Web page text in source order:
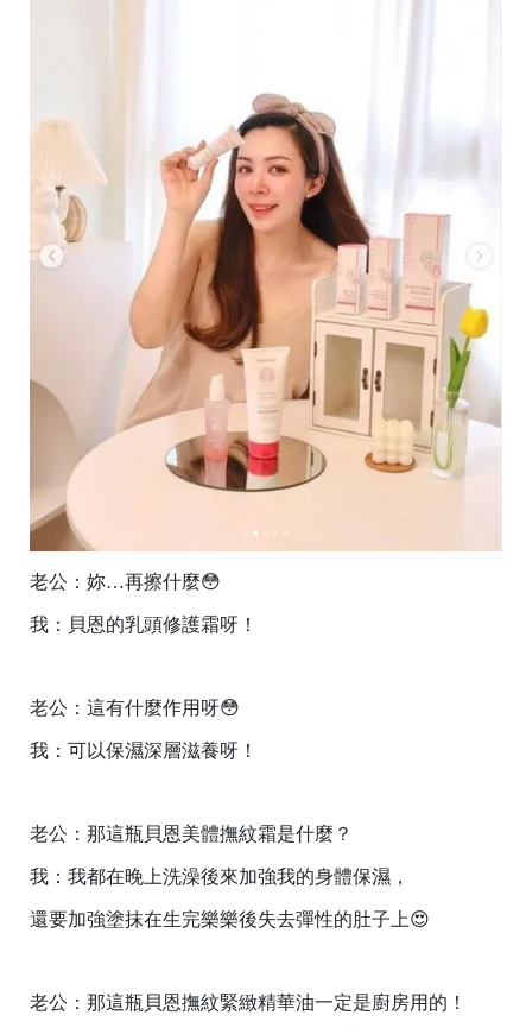
老公：妳…再擦什麼😳
我：貝恩的乳頭修護霜呀！
老公：這有什麼作用呀😳
我：可以保濕深層滋養呀！
老公：那這瓶貝恩美體撫紋霜是什麼？
我：我都在晚上洗澡後來加強我的身體保濕，
還要加強塗抹在生完樂樂後失去彈性的肚子上😍
老公：那這瓶貝恩撫紋緊緻精華油一定是廚房用的！